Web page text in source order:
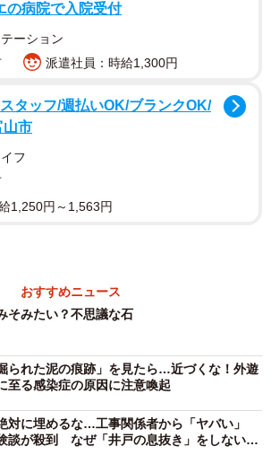
うなしわが刻まれた白い石。天然のも
からないが、なぜこんなものが山中
の病院で入院受付
ーション
派遣社員：時給1,300円
タッフ/週払いOK/ブランクOK/
山市
フ
1,250円～1,563円
おすすめニュース
そみたい？不思議な石
られた泥の痕跡」を見たら…近づくな！外遊
至る感染症の原因に注意喚起
対に埋めるな…工事関係者から「ヤバい」
談が殺到 なぜ「井戸の息抜き」をしないと